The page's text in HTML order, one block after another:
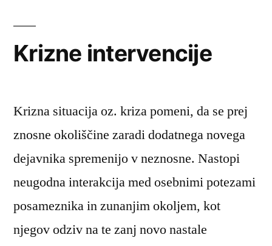
Krizne intervencije
Krizna situacija oz. kriza pomeni, da se prej
znosne okoliščine zaradi dodatnega novega
dejavnika spremenijo v neznosne. Nastopi
neugodna interakcija med osebnimi potezami
posameznika in zunanjim okoljem, kot
njegov odziv na te zanj novo nastale